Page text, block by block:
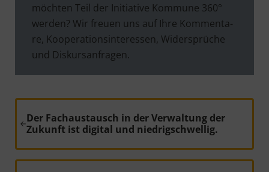
möch­ten Teil der Initia­ti­ve Kom­mu­ne 360°
wer­den? Wir freu­en uns auf Ihre Kom­men­ta­
re, Koope­ra­ti­ons­in­ter­es­sen, Wider­sprü­che
und Diskursanfragen.
Der Fachaustausch in der Verwaltung der
Zukunft ist digital und niedrigschwellig.